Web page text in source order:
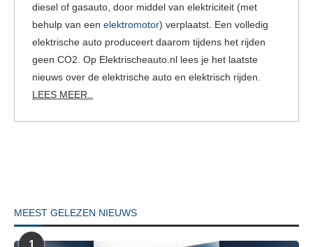
diesel of gasauto, door middel van elektriciteit (met
behulp van een elektromotor) verplaatst. Een volledig
elektrische auto produceert daarom tijdens het rijden
geen CO2. Op Elektrischeauto.nl lees je het laatste
nieuws over de elektrische auto en elektrisch rijden.
LEES MEER..
MEEST GELEZEN NIEUWS
1